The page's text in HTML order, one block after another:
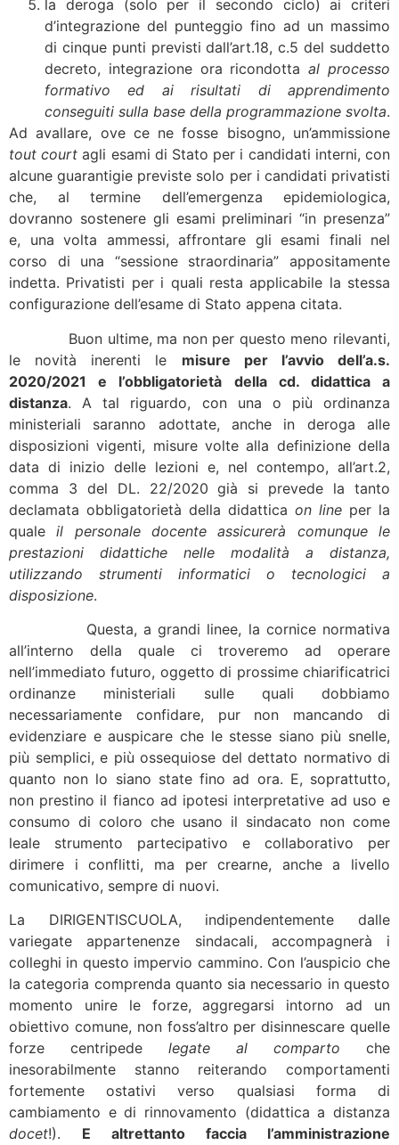
la deroga (solo per il secondo ciclo) ai criteri
d’integrazione del punteggio fino ad un massimo
di cinque punti previsti dall’art.18, c.5 del suddetto
decreto, integrazione ora ricondottaal processo
formativo ed ai risultati di apprendimento
conseguiti sulla base della programmazione svolta.
Ad avallare, ove ce ne fosse bisogno, un’ammissione
tout court agli esami di Stato per i candidati interni, con
alcune guarantigie previste solo per i candidati privatisti
che, al termine dell’emergenza epidemiologica,
dovranno sostenere gli esami preliminari “in presenza”
e, una volta ammessi, affrontare gli esami finali nel
corso di una “sessione straordinaria” appositamente
indetta. Privatisti per i quali resta applicabile la stessa
configurazione dell’esame di Stato appena citata.
Buon ultime, ma non per questo meno rilevanti,
le novità inerenti le misure per l’avvio dell’a.s.
2020/2021 e l’obbligatorietà della cd. didattica a
distanza. A tal riguardo, con una o più ordinanza
ministeriali saranno adottate, anche in deroga alle
disposizioni vigenti, misure volte alla definizione della
data di inizio delle lezioni e, nel contempo, all’art.2,
comma 3 del DL. 22/2020 già si prevede la tanto
declamata obbligatorietà della didattica on line per la
qualeil personale docente assicurerà comunque le
prestazioni didattiche nelle modalità a distanza,
utilizzando strumenti informatici o tecnologici a
disposizione.
Questa, a grandi linee, la cornice normativa
all’interno della quale ci troveremo ad operare
nell’immediato futuro, oggetto di prossime chiarificatrici
ordinanze ministeriali sulle quali dobbiamo
necessariamente confidare, pur non mancando di
evidenziare e auspicare che le stesse siano più snelle,
più semplici, e più ossequiose del dettato normativo di
quanto non lo siano state fino ad ora. E, soprattutto,
non prestino il fianco ad ipotesi interpretative ad uso e
consumo di coloro che usano il sindacato non come
leale strumento partecipativo e collaborativo per
dirimere i conflitti, ma per crearne, anche a livello
comunicativo, sempre di nuovi.
La DIRIGENTISCUOLA, indipendentemente dalle
variegate appartenenze sindacali, accompagnerà i
colleghi in questo impervio cammino. Con l’auspicio che
la categoria comprenda quanto sia necessario in questo
momento unire le forze, aggregarsi intorno ad un
obiettivo comune, non foss’altro per disinnescare quelle
forze centripede legate al comparto che
inesorabilmente stanno reiterando comportamenti
fortemente ostativi verso qualsiasi forma di
cambiamento e di rinnovamento (didattica a distanza
docet!). E altrettanto faccia l’amministrazione